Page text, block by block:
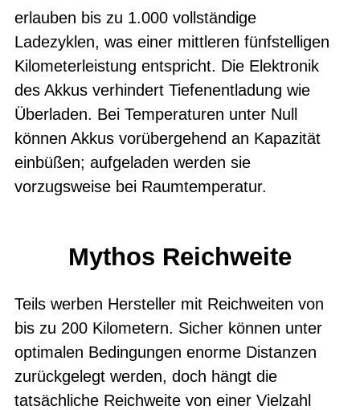
erlauben bis zu 1.000 vollständige
Ladezyklen, was einer mittleren fünfstelligen
Kilometerleistung entspricht. Die Elektronik
des Akkus verhindert Tiefenentladung wie
Überladen. Bei Temperaturen unter Null
können Akkus vorübergehend an Kapazität
einbüßen; aufgeladen werden sie
vorzugsweise bei Raumtemperatur.
Mythos Reichweite
Teils werben Hersteller mit Reichweiten von
bis zu 200 Kilometern. Sicher können unter
optimalen Bedingungen enorme Distanzen
zurückgelegt werden, doch hängt die
tatsächliche Reichweite von einer Vielzahl